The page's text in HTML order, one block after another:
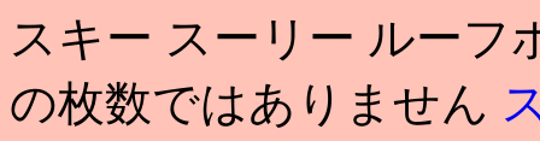
スキー スーリー ルーフ
の枚数ではありません